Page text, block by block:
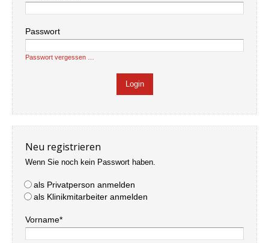
Passwort
Passwort vergessen …
Neu registrieren
Wenn Sie noch kein Passwort haben.
als Privatperson anmelden
als Klinikmitarbeiter anmelden
Vorname*